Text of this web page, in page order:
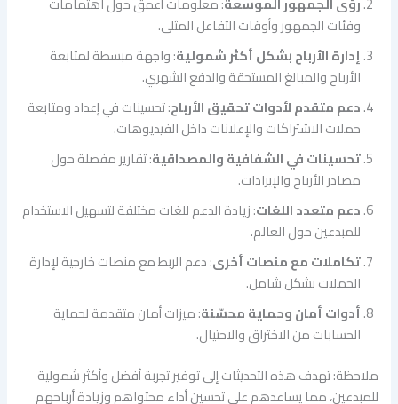
وفئات الجمهور وأوقات التفاعل المثلى.
إدارة الأرباح بشكل أكثر شمولية: واجهة مبسطة لمتابعة
الأرباح والمبالغ المستحقة والدفع الشهري.
دعم متقدم لأدوات تحقيق الأرباح: تحسينات في إعداد ومتابعة
حملات الاشتراكات والإعلانات داخل الفيديوهات.
تحسينات في الشفافية والمصداقية: تقارير مفصلة حول
مصادر الأرباح والإيرادات.
دعم متعدد اللغات: زيادة الدعم للغات مختلفة لتسهيل الاستخدام
للمبدعين حول العالم.
تكاملات مع منصات أخرى: دعم الربط مع منصات خارجية لإدارة
الحملات بشكل شامل.
أدوات أمان وحماية محسّنة: ميزات أمان متقدمة لحماية
الحسابات من الاختراق والاحتيال.
ملاحظة: تهدف هذه التحديثات إلى توفير تجربة أفضل وأكثر شمولية
للمبدعين، مما يساعدهم على تحسين أداء محتواهم وزيادة أرباحهم